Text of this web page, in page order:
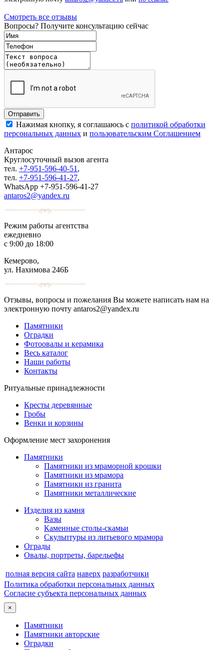
Смотреть все отзывы
Вопросы? Получите консультацию сейчас
Нажимая кнопку, я соглашаюсь с политикой обработки
персональных данных и пользовательским Соглашением
Антарос
Круглосуточный вызов агента
тел. +7-951-596-40-51 ,
тел. +7-951-596-41-27,
WhatsApp +7-951-596-41-27
antaros2@yandex.ru
Режим работы агентства
ежедневно
с 9:00 до 18:00
Кемерово,
ул. Нахимова 246Б
Отзывы, вопросы и пожелания Вы можете написать нам на
электронную почту antaros2@yandex.ru
Памятники
Оградки
Фотоовалы и керамика
Весь каталог
Наши работы
Контакты
Ритуальные принадлежности
Кресты деревянные
Гробы
Венки и корзины
Оформление мест захоронения
Памятники
Памятники из мраморной крошки
Памятники из мрамора
Памятники из гранита
Памятники металлические
Изделия из камня
Вазы
Каменные столы-скамьи
Скульптуры из литьевого мрамора
Ограды
Овалы, портреты, барельефы
полная версия сайта наверх разработчики
Политика обработки персональных данных
Согласие субъекта персональных данных
×
Памятники
Памятники авторские
Оградки